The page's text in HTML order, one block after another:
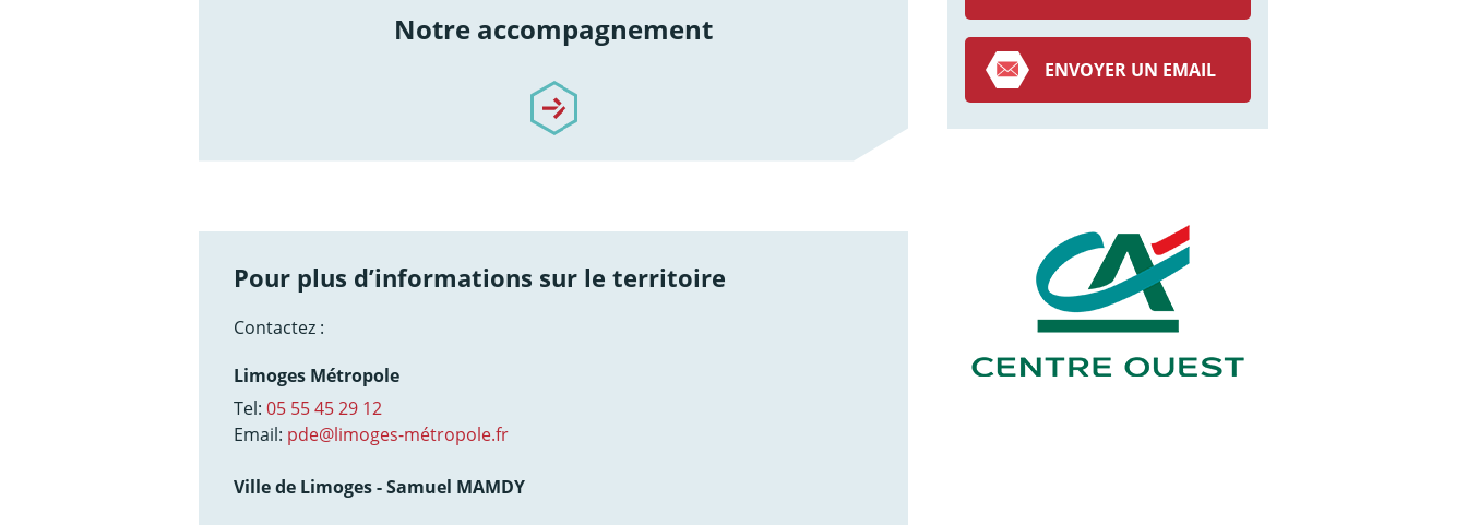
Notre accompagnement
/notre-accompagnement
Pour plus d’informations sur le territoire
Contactez :
Limoges Métropole
Tel: 05 55 45 29 12
Email: pde@limoges-métropole.fr
Ville de Limoges - Samuel MAMDY
ENVOYER UN EMAIL